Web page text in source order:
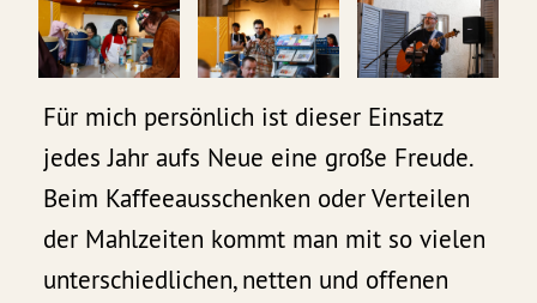
Für mich persönlich ist dieser Einsatz
jedes Jahr aufs Neue eine große Freude.
Beim Kaffeeausschenken oder Verteilen
der Mahlzeiten kommt man mit so vielen
unterschiedlichen, netten und offenen